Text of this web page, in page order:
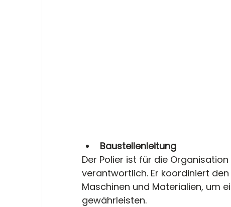
Baustellenleitung
Der Polier ist für die
verantwortlich. Er koordiniert
Maschinen und Materialien, um
gewährleisten.